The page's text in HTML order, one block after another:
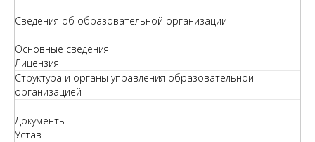
Сведения об образовательной организации
Основные сведения
Лицензия
Структура и органы управления образовательной
организацией
Документы
Устав